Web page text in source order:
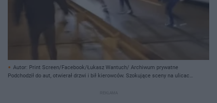
Autor: Print Screen/Facebook/Łukasz Wantuch/ Archiwum prywatne
Podchodził do aut, otwierał drzwi i bił kierowców. Szokujące sceny na ulicach